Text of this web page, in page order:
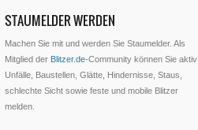
STAUMELDER WERDEN
Machen Sie mit und werden Sie Staumelder. Als
Mitglied der Blitzer.de-Community können Sie aktiv
Unfälle, Baustellen, Glätte, Hindernisse, Staus,
schlechte Sicht sowie feste und mobile Blitzer
melden.